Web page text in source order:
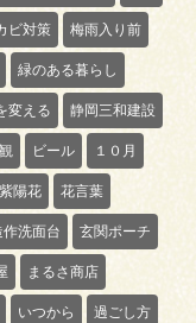
ビ対策 梅雨入り前
緑のある暮らし
変える 静岡三和建設
ビール １０月
紫陽花 花言葉
作洗面台 玄関ポーチ
まるさ商店
いつから 過ごし方